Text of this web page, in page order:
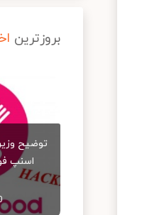
بروزترین
توضیح
اسنپ‌